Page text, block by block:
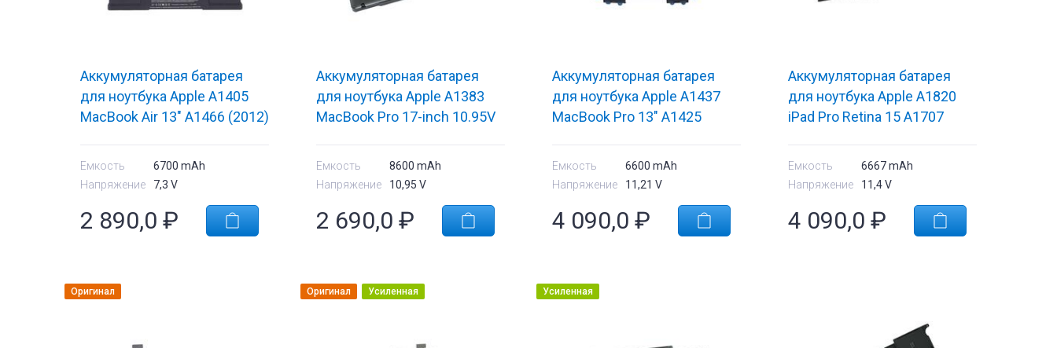
Аккумуляторная батарея
для ноутбука Apple A1405
MacBook Air 13" A1466 (2012)
Емкость
6700 mAh
Напряжение
7,3 V
2 890,0 ₽
Аккумуляторная батарея
для ноутбука Apple A1383
MacBook Pro 17-inch 10.95V
Емкость
8600 mAh
Напряжение
10,95 V
2 690,0 ₽
Аккумуляторная батарея
для ноутбука Apple A1437
MacBook Pro 13" A1425
Orig
Емкость
6600 mAh
Напряжение
11,21 V
4 090,0 ₽
Аккумуляторная батарея
для ноутбука Apple A1820
iPad Pro Retina 15 A1707
Емкость
6667 mAh
Напряжение
11,4 V
4 090,0 ₽
Оригинал Оригинал Усиленная Усиленная